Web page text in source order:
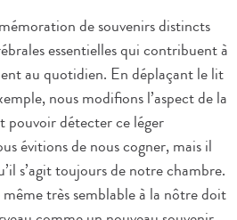
de souvenirs distincts
essentielles qui contribuent à
au quotidien. En déplaçant le lit
nous modifions l’aspect de la
pouvoir détecter ce léger
évitions de nous cogner, mais il
s’agit toujours de notre chambre.
très semblable à la nôtre doit